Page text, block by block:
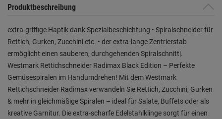
Produktbeschreibung
extra-griffige Haptik dank Spezialbeschichtung • Spiralschneider für
Rettich, Gurken, Zucchini etc. • der extra-lange Zentrierstab
ermöglicht einen sauberen, durchgehenden Spiralschnitt|.
Westmark Rettichschneider Radimax Black Edition – Perfekte
Gemüsespiralen im Handumdrehen! Mit dem Westmark
Rettichschneider Radimax verwandeln Sie Rettich, Zucchini, Gurken
& mehr in gleichmäßige Spiralen – ideal für Salate, Buffets oder als
kreative Garnitur. Die extra-scharfe Edelstahlklinge sorgt für einen